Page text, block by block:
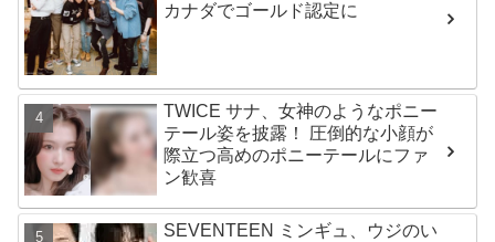
カナダでゴールド認定に
TWICE サナ、女神のようなポニー
テール姿を披露！ 圧倒的な小顔が
際立つ高めのポニーテールにファ
ン歓喜
SEVENTEEN ミンギュ、ウジのい